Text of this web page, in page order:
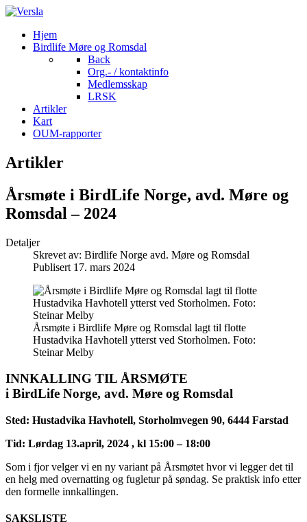
Hjem
Birdlife Møre og Romsdal
Back
Org.- / kontaktinfo
Medlemsskap
LRSK
Artikler
Kart
OUM-rapporter
Artikler
Årsmøte i BirdLife Norge, avd. Møre og
Romsdal – 2024
Detaljer
Skrevet av: Birdlife Norge avd. Møre og Romsdal
Publisert 17. mars 2024
Årsmøte i Birdlife Møre og Romsdal lagt til flotte
Hustadvika Havhotell ytterst ved Storholmen. Foto:
Steinar Melby
INNKALLING TIL ÅRSMØTE
i BirdLife Norge, avd. Møre og Romsdal
Sted: Hustadvika Havhotell, Storholmvegen 90, 6444 Farstad
Tid: Lørdag 13.april, 2024 , kl 15:00 – 18:00
Som i fjor velger vi en ny variant på Årsmøtet hvor vi legger det til
en helg med overnatting og fugletur på søndag. Se praktisk info etter
den formelle innkallingen.
SAKSLISTE